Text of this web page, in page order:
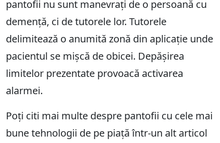
pantofii nu sunt manevrați de o persoană cu
demență, ci de tutorele lor. Tutorele
delimitează o anumită zonă din aplicație unde
pacientul se mișcă de obicei. Depășirea
limitelor prezentate provoacă activarea
alarmei.
Poți citi mai multe despre pantofii cu cele mai
bune tehnologii de pe piață într-un alt articol